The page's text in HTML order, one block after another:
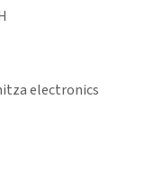
electronics